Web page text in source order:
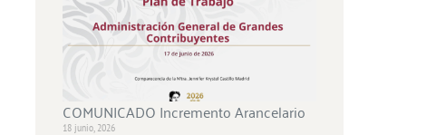
COMUNICADO Incremento Arancelario
18 junio, 2026